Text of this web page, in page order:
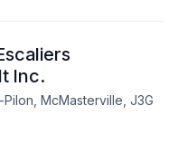
Inc.
McMasterville, J3G